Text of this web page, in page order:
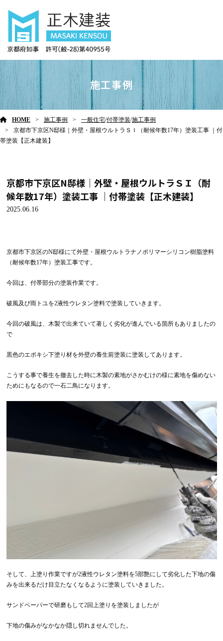
施工事例
HOME 施工事例 一般住宅/付帯塗装/施工事例
京都市下京区N邸様｜外壁・屋根ウルトラＳＩ（耐候年数17年）塗装工事 ｜付
帯塗装【正木建装】
京都市下京区N邸様｜外壁・屋根ウルトラＳＩ（耐
候年数17年）塗装工事 ｜付帯塗装【正木建装】
2025.06.16
京都市下京区のN邸様にて外壁・屋根ウルトラナノポリマーシリコン樹脂塗料
（耐候年数17年）塗装工事です。
今回は、付帯部分の塗装作業です。
破風及び雨トユを2液性ウレタン塗料で塗装していきます。
今回の破風は、木製で出来ていて著しく劣化が進んでいる箇所もありましたの
で
黒色のエポキシ下塗り材を外壁の養生前塗装に塗装してあります。
こうする事で養生を撤去した時に木製の素地がさかむけの様に素地を傷めない
ためにもなるので一石二鳥になります。
そして、上塗り作業ですが2液性ウレタン塗料を5部艶にして劣化した下地の傷
みを出来るだけ目立たなくなるように塗装していきました。
サンドペーパーで研磨もして2回上塗りを塗装しましたが
下地の傷みがなかなか隠し切れませんでした。